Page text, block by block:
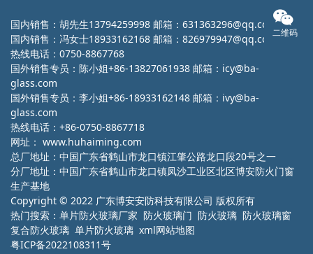
国内销售：胡先生13794259998 邮箱：631363296@qq.com
国内销售：冯女士18933162168 邮箱：826979947@qq.com
热线电话：0750-8867768
国外销售专员：陈小姐+86-13827061938 邮箱：icy@ba-
glass.com
国外销售专员：李小姐+86-18933162148 邮箱：ivy@ba-
glass.com
热线电话：+86-0750-8867718
网址： www.huhaiming.com
总厂地址：中国广东省鹤山市龙口镇江肇公路龙口段20号之一
分厂地址：中国广东省鹤山市龙口镇凤沙工业区北区博安防火门窗
生产基地
Copyright © 2022 广东博安安防科技有限公司 版权所有
热门搜索： 单片防火玻璃厂家 防火玻璃门 防火玻璃 防火玻璃窗
复合防火玻璃 单片防火玻璃 xml网站地图
粤ICP备2022108311号
二维码